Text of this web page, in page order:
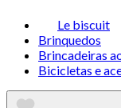
Le biscuit
Brinquedos
Brincadeiras
Bicicletas e